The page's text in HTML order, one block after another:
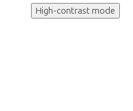
High-contrast mode